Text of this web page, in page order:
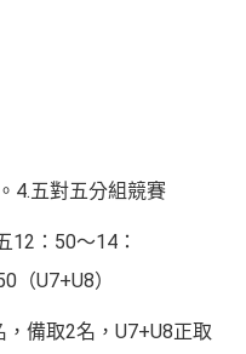
五對五分組競賽
12：50～14：
（U7+U8）
備取2名，U7+U8正取